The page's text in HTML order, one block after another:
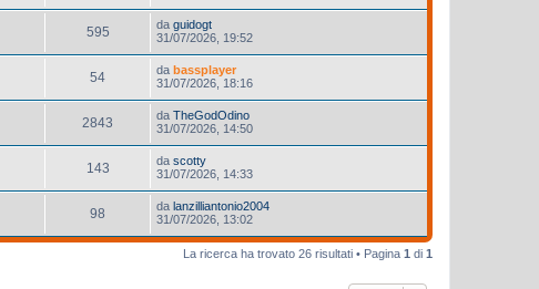
595 da guidogt
31/07/2026, 19:52
54 da bassplayer
31/07/2026, 18:16
2843 da TheGodOdino
31/07/2026, 14:50
143 da scotty
31/07/2026, 14:33
98 da lanzilliantonio2004
31/07/2026, 13:02
La ricerca ha trovato 26 risultati • Pagina 1 di 1